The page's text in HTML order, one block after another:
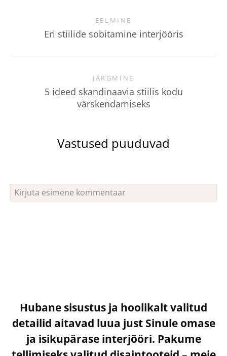
EELMINE
Eri stiilide sobitamine interjööris
JÄRGMINE
5 ideed skandinaavia stiilis kodu
värskendamiseks
Vastused puuduvad
Hubane sisustus ja hoolikalt valitud
detailid aitavad luua just Sinule omase
ja isikupärase interjööri. Pakume